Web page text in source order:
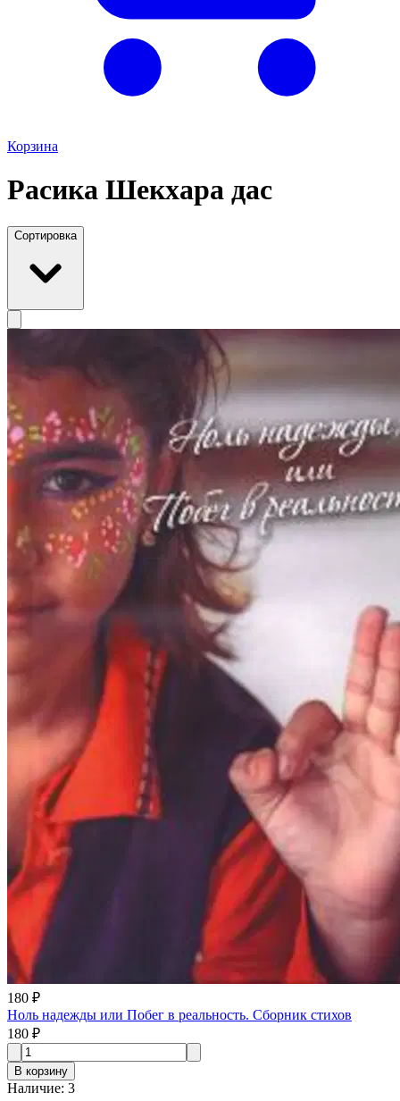
Корзина
Расика Шекхара дас
Сортировка
180 ₽
Ноль надежды или Побег в реальность. Сборник стихов
180 ₽
В корзину
Наличие: 3